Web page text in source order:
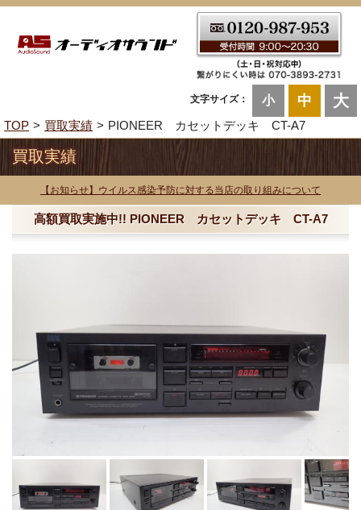
文字サイズ： 小 中 大
TOP 買取実績 PIONEER カセットデッキ CT-A7
買取実績
【お知らせ】ウイルス感染予防に対する当店の取り組みについて
高額買取実施中!! PIONEER カセットデッキ CT-A7